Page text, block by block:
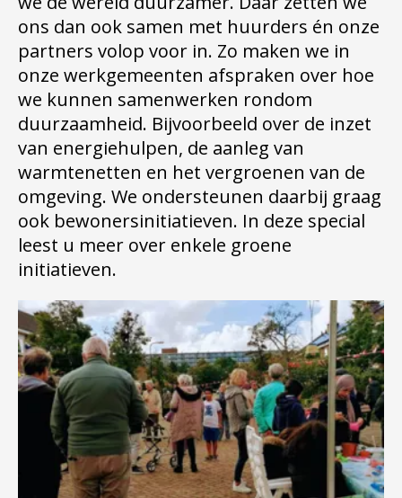
ons dan ook samen met huurders én onze
partners volop voor in. Zo maken we in
onze werkgemeenten afspraken over hoe
we kunnen samenwerken rondom
duurzaamheid. Bijvoorbeeld over de inzet
van energiehulpen, de aanleg van
warmtenetten en het vergroenen van de
omgeving. We ondersteunen daarbij graag
ook bewonersinitiatieven. In deze special
leest u meer over enkele groene
initiatieven.